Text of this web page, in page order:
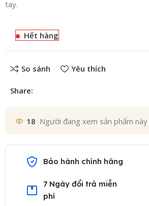
tay.
Hết hàng
So sánh Yêu thích
Share:
18 Người đang xem sản phẩm này
Bảo hành chính hãng
7 Ngày đổi trả miễn
phí